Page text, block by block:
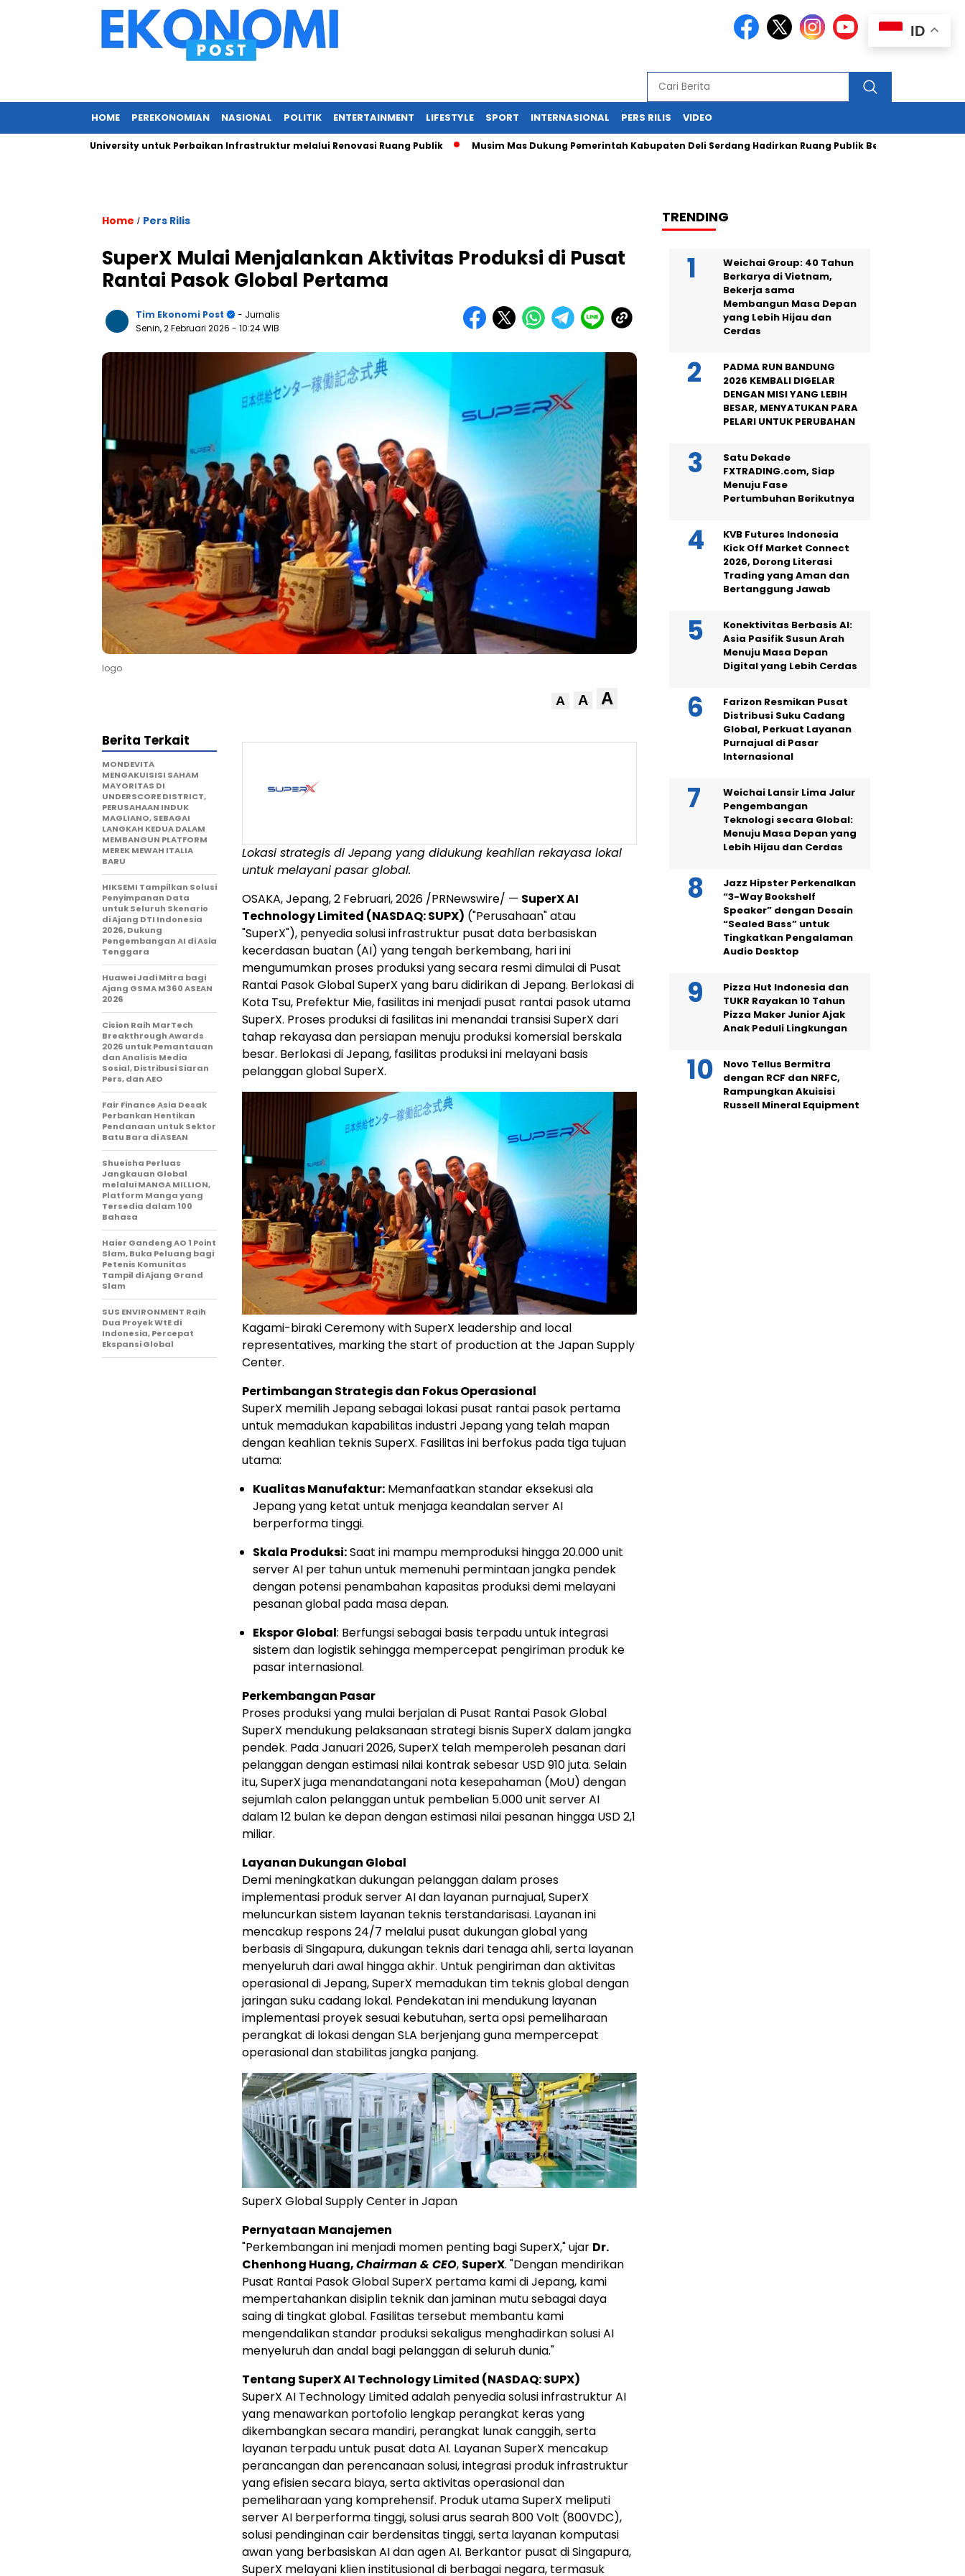
HOME PEREKONOMIAN NASIONAL POLITIK ENTERTAINMENT LIFESTYLE SPORT INTERNASIONAL PERS RILIS VIDEO
IPB University untuk Perbaikan Infrastruktur melalui Renovasi Ruang Publik Musim Mas Dukung Pemerintah Kabupaten Deli Serdang Hadirkan Ruang Publik Bersama melalui
Home / Pers Rilis
SuperX Mulai Menjalankan Aktivitas Produksi di Pusat
Rantai Pasok Global Pertama
Tim Ekonomi Post
- Jurnalis
Senin, 2 Februari 2026 - 10:24 WIB
logo
A A A
Lokasi strategis di Jepang yang didukung keahlian rekayasa lokal
untuk melayani pasar global.
OSAKA, Jepang,2 Februari, 2026 /PRNewswire/ — SuperX AI
Technology Limited (NASDAQ: SUPX) ("Perusahaan" atau
"SuperX"), penyedia solusi infrastruktur pusat data berbasiskan
kecerdasan buatan (AI) yang tengah berkembang, hari ini
mengumumkan proses produksi yang secara resmi dimulai di Pusat
Rantai Pasok Global SuperX yang baru didirikan di Jepang. Berlokasi di
Kota Tsu, Prefektur Mie, fasilitas ini menjadi pusat rantai pasok utama
SuperX. Proses produksi di fasilitas ini menandai transisi SuperX dari
tahap rekayasa dan persiapan menuju produksi komersial berskala
besar. Berlokasi di Jepang, fasilitas produksi ini melayani basis
pelanggan global SuperX.
Kagami-biraki Ceremony with SuperX leadership and local
representatives, marking the start of production at the Japan Supply
Center.
Pertimbangan Strategis dan Fokus Operasional
SuperX memilih Jepang sebagai lokasi pusat rantai pasok pertama
untuk memadukan kapabilitas industri Jepang yang telah mapan
dengan keahlian teknis SuperX. Fasilitas ini berfokus pada tiga tujuan
utama:
Kualitas Manufaktur: Memanfaatkan standar eksekusi ala
Jepang yang ketat untuk menjaga keandalan server AI
berperforma tinggi.
Skala Produksi:Saat ini mampu memproduksi hingga 20.000 unit
server AI per tahun untuk memenuhi permintaan jangka pendek
dengan potensi penambahan kapasitas produksi demi melayani
pesanan global pada masa depan.
Ekspor Global: Berfungsi sebagai basis terpadu untuk integrasi
sistem dan logistik sehingga mempercepat pengiriman produk ke
pasar internasional.
Perkembangan Pasar
Proses produksi yang mulai berjalan di Pusat Rantai Pasok Global
SuperX mendukung pelaksanaan strategi bisnis SuperX dalam jangka
pendek. Pada Januari 2026, SuperX telah memperoleh pesanan dari
pelanggan dengan estimasi nilai kontrak sebesar USD 910 juta. Selain
itu, SuperX juga menandatangani nota kesepahaman (MoU) dengan
sejumlah calon pelanggan untuk pembelian 5.000 unit server AI
dalam 12 bulan ke depan dengan estimasi nilai pesanan hingga USD 2,1
miliar.
Layanan Dukungan Global
Demi meningkatkan dukungan pelanggan dalam proses
implementasi produk server AI dan layanan purnajual, SuperX
meluncurkan sistem layanan teknis terstandarisasi. Layanan ini
mencakup respons 24/7 melalui pusat dukungan global yang
berbasis di Singapura, dukungan teknis dari tenaga ahli, serta layanan
menyeluruh dari awal hingga akhir. Untuk pengiriman dan aktivitas
operasional di Jepang, SuperX memadukan tim teknis global dengan
jaringan suku cadang lokal. Pendekatan ini mendukung layanan
implementasi proyek sesuai kebutuhan, serta opsi pemeliharaan
perangkat di lokasi dengan SLA berjenjang guna mempercepat
operasional dan stabilitas jangka panjang.
SuperX Global Supply Center in Japan
Pernyataan Manajemen
"Perkembangan ini menjadi momen penting bagi SuperX," ujar Dr.
Chenhong Huang,Chairman & CEO, SuperX. "Dengan mendirikan
Pusat Rantai Pasok Global SuperX pertama kami di Jepang, kami
mempertahankan disiplin teknik dan jaminan mutu sebagai daya
saing di tingkat global. Fasilitas tersebut membantu kami
mengendalikan standar produksi sekaligus menghadirkan solusi AI
menyeluruh dan andal bagi pelanggan di seluruh dunia."
Tentang SuperX AI Technology Limited (NASDAQ: SUPX)
SuperX AI Technology Limited adalah penyedia solusi infrastruktur AI
yang menawarkan portofolio lengkap perangkat keras yang
dikembangkan secara mandiri, perangkat lunak canggih, serta
layanan terpadu untuk pusat data AI. Layanan SuperX mencakup
perancangan dan perencanaan solusi, integrasi produk infrastruktur
yang efisien secara biaya, serta aktivitas operasional dan
pemeliharaan yang komprehensif. Produk utama SuperX meliputi
server AI berperforma tinggi, solusi arus searah 800 Volt (800VDC),
solusi pendinginan cair berdensitas tinggi, serta layanan komputasi
awan yang berbasiskan AI dan agen AI. Berkantor pusat di Singapura,
SuperX melayani klien institusional di berbagai negara, termasuk
Berita Terkait
MONDEVITA
MENGAKUISISI SAHAM
MAYORITAS DI
UNDERSCORE DISTRICT,
PERUSAHAAN INDUK
MAGLIANO, SEBAGAI
LANGKAH KEDUA DALAM
MEMBANGUN PLATFORM
MEREK MEWAH ITALIA
BARU
HIKSEMI Tampilkan Solusi
Penyimpanan Data
untuk Seluruh Skenario
di Ajang DTI Indonesia
2026, Dukung
Pengembangan AI di Asia
Tenggara
Huawei Jadi Mitra bagi
Ajang GSMA M360 ASEAN
2026
Cision Raih MarTech
Breakthrough Awards
2026 untuk Pemantauan
dan Analisis Media
Sosial, Distribusi Siaran
Pers, dan AEO
Fair Finance Asia Desak
Perbankan Hentikan
Pendanaan untuk Sektor
Batu Bara di ASEAN
Shueisha Perluas
Jangkauan Global
melalui MANGA MILLION,
Platform Manga yang
Tersedia dalam 100
Bahasa
Haier Gandeng AO 1 Point
Slam, Buka Peluang bagi
Petenis Komunitas
Tampil di Ajang Grand
Slam
SUS ENVIRONMENT Raih
Dua Proyek WtE di
Indonesia, Percepat
Ekspansi Global
TRENDING
Weichai Group: 40 Tahun
Berkarya di Vietnam,
Bekerja sama
Membangun Masa Depan
yang Lebih Hijau dan
Cerdas
PADMA RUN BANDUNG
2026 KEMBALI DIGELAR
DENGAN MISI YANG LEBIH
BESAR, MENYATUKAN PARA
PELARI UNTUK PERUBAHAN
Satu Dekade
FXTRADING.com, Siap
Menuju Fase
Pertumbuhan Berikutnya
KVB Futures Indonesia
Kick Off Market Connect
2026, Dorong Literasi
Trading yang Aman dan
Bertanggung Jawab
Konektivitas Berbasis AI:
Asia Pasifik Susun Arah
Menuju Masa Depan
Digital yang Lebih Cerdas
Farizon Resmikan Pusat
Distribusi Suku Cadang
Global, Perkuat Layanan
Purnajual di Pasar
Internasional
Weichai Lansir Lima Jalur
Pengembangan
Teknologi secara Global:
Menuju Masa Depan yang
Lebih Hijau dan Cerdas
Jazz Hipster Perkenalkan
“3-Way Bookshelf
Speaker” dengan Desain
“Sealed Bass” untuk
Tingkatkan Pengalaman
Audio Desktop
Pizza Hut Indonesia dan
TUKR Rayakan 10 Tahun
Pizza Maker Junior Ajak
Anak Peduli Lingkungan
Novo Tellus Bermitra
dengan RCF dan NRFC,
Rampungkan Akuisisi
Russell Mineral Equipment
ID